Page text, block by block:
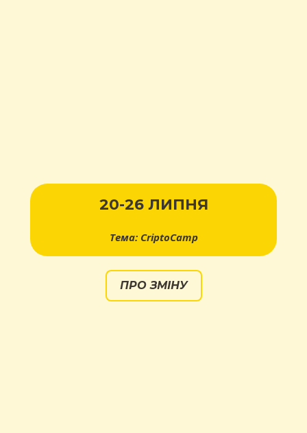
20-26 ЛИПНЯ
Тема: CriptoCamp
ПРО ЗМІНУ